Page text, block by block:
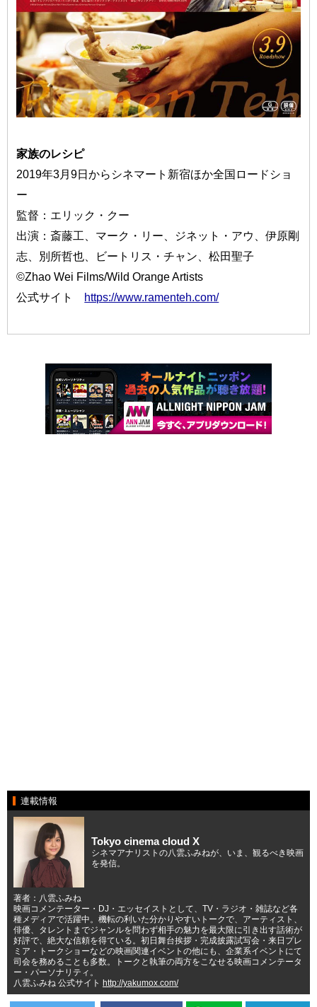
家族のレシピ
2019年3月9日からシネマート新宿ほか全国ロードショ
ー
監督：エリック・クー
出演：斎藤工、マーク・リー、ジネット・アウ、伊原剛
志、別所哲也、ビートリス・チャン、松田聖子
©Zhao Wei Films/Wild Orange Artists
公式サイト https://www.ramenteh.com/
連載情報
Tokyo cinema cloud X
シネマアナリストの八雲ふみねが、いま、観るべき映画
を発信。
著者：八雲ふみね
映画コメンテーター・DJ・エッセイストとして、TV・ラジオ・雑誌など各
種メディアで活躍中。機転の利いた分かりやすいトークで、アーティスト、
俳優、タレントまでジャンルを問わず相手の魅力を最大限に引き出す話術が
好評で、絶大な信頼を得ている。初日舞台挨拶・完成披露試写会・来日プレ
ミア・トークショーなどの映画関連イベントの他にも、企業系イベントにて
司会を務めることも多数。トークと執筆の両方をこなせる映画コメンテータ
ー・パーソナリティ。
八雲ふみね 公式サイト
http://yakumox.com/